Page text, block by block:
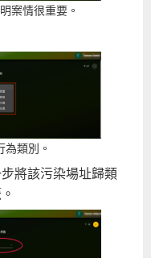
案情很重要。
類別。
將該污染場址歸類